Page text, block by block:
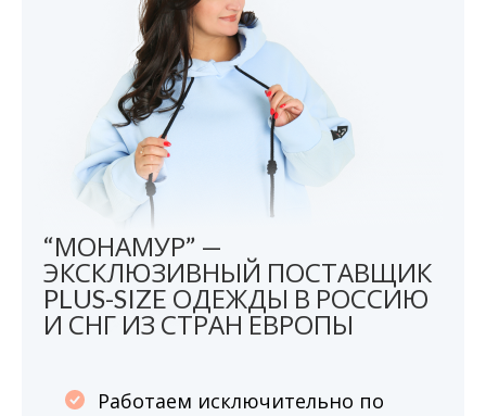
“МОНАМУР” —
ЭКСКЛЮЗИВНЫЙ ПОСТАВЩИК
PLUS-SIZE ОДЕЖДЫ В РОССИЮ
И СНГ ИЗ СТРАН ЕВРОПЫ
Работаем исключительно по